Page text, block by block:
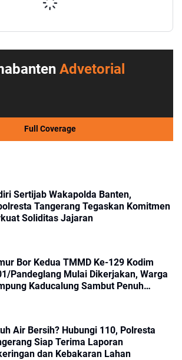
Advetorial
Full Coverage
Sertijab Wakapolda Banten,
Tangerang Tegaskan Komitmen
Soliditas Jajaran
Bor Kedua TMMD Ke-129 Kodim
Pandeglang Mulai Dikerjakan, Warga
Kaducalung Sambut Penuh
Air Bersih? Hubungi 110, Polresta
Siap Terima Laporan
dan Kebakaran Lahan